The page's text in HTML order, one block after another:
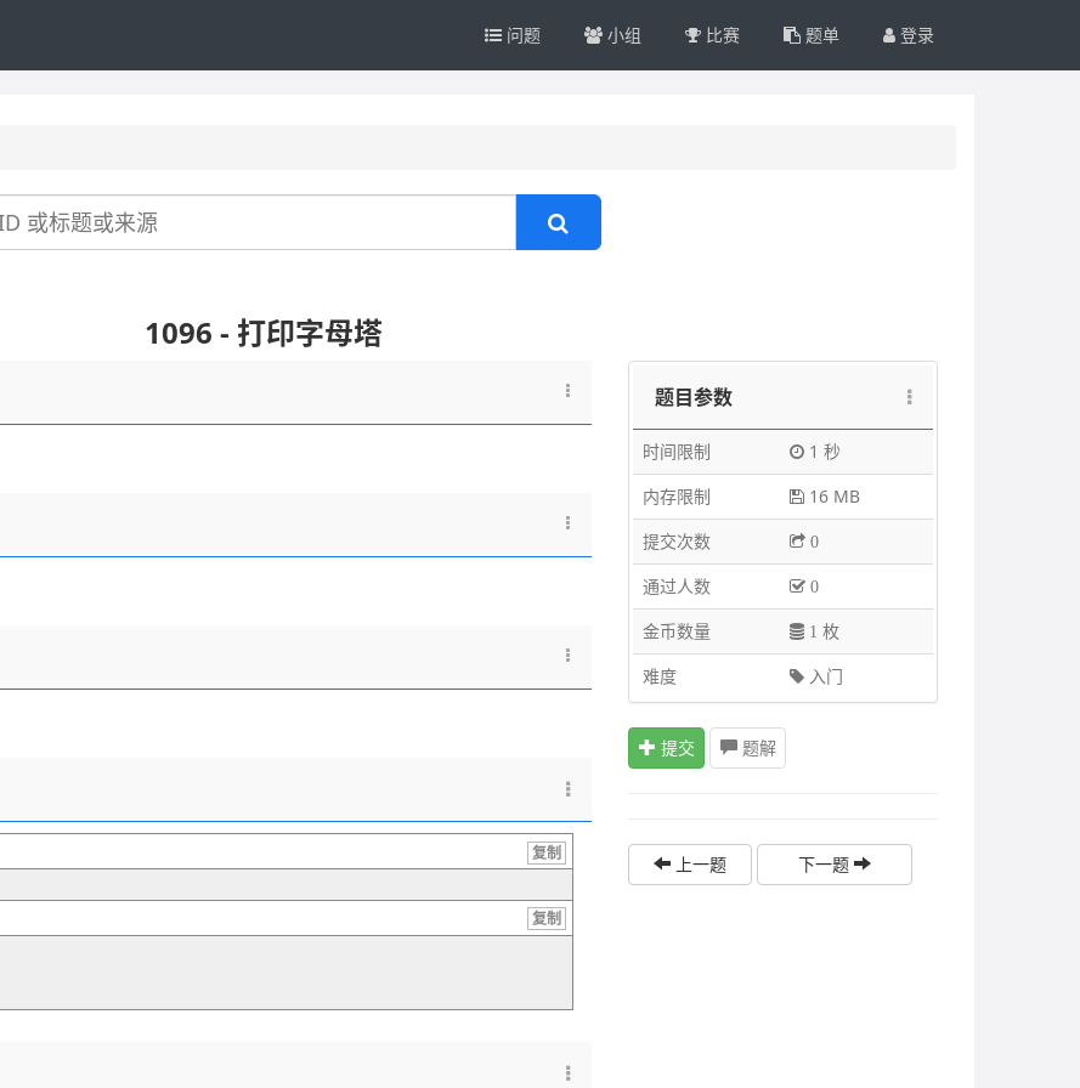
问题 小组 比赛 题单 登录
1096 - 打印字母塔
复制
复制
题目参数
时间限制
1 秒
内存限制
16 MB
提交次数
0
通过人数 0
金币数量 1 枚
难度 入门
提交 题解
上一题 下一题